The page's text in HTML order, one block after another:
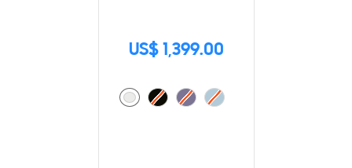
US$ 1,399.00